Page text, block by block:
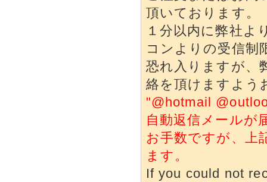
頂いております。
１分以内に弊社よ
コンよりの受信制
恐れ入りますが、
絡を頂けますよう
"@hotmail
自動返信メールが
お手数ですが、上
ます。
If you could not